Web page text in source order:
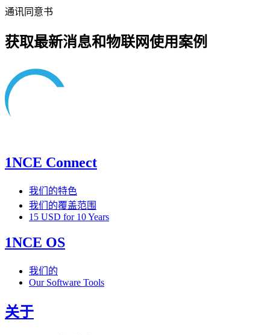
通讯同意书
获取最新消息和物联网使用案例
1NCE Connect
我们的特色
我们的覆盖范围
15 USD for 10 Years
1NCE OS
我们的
Our Software Tools
关于